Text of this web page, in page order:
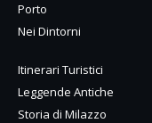
Porto
Nei Dintorni
Itinerari Turistici
Leggende Antiche
Storia di Milazzo